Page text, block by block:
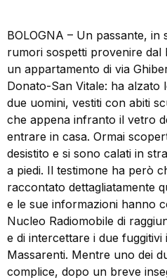
BOLOGNA – Un passante,
rumori sospetti provenire dal
un appartamento di via
Donato-San Vitale: ha alzato
due uomini, vestiti con abiti
che appena infranto il vetro
entrare in casa. Ormai
desistito e si sono calati in
a piedi. Il testimone ha però
raccontato dettagliatamente
e le sue informazioni hanno
Nucleo Radiomobile di
e di intercettare i due fuggitivi
Massarenti. Mentre uno dei
complice, dopo un breve